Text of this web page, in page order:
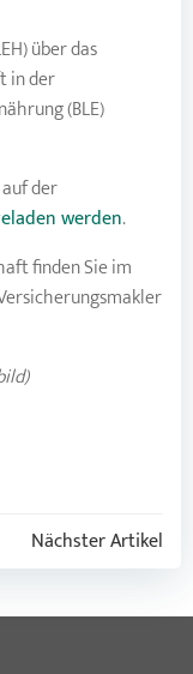
über das
in der
(BLE)
der
werden.
finden Sie im
Nächster Artikel